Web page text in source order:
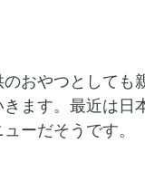
おやつとして
ます。最近は日
ーだそうです。